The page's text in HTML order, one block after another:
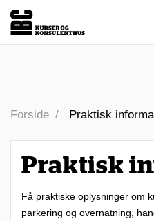
Forside Praktisk
Praktisk
Få praktiske oplysninger om
parkering og overnatning,